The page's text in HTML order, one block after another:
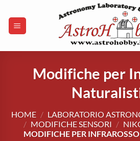
contenuti
Modifiche per
HOME / LABORATORIO
/ MODIFICHE SENSORI /
MODIFICHE PER